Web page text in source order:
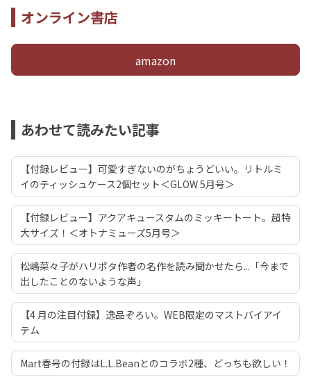
オンライン書店
amazon
あわせて読みたい記事
【付録レビュー】可愛すぎないのがちょうどいい。リトルミ
イのティッシュケース2個セット＜GLOW 5月号＞
【付録レビュー】アクアキュースタムのミッキートート。超特
大サイズ！＜オトナミューズ5月号＞
松嶋菜々子がハリポタ作者の名作を読み聞かせたら...「今まで
出したことのないような声」
【4 月の注目付録】逸品ぞろい。WEB限定のマストバイアイ
テム
Mart春号の付録はL.L.Beanとのコラボ2種、どっちも欲しい！